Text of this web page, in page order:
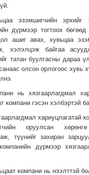
эзэмшигчийн эрхийг
дүрмээр тогтоох бөгөөд
ашиг авах, хувьцаа
хэлэлцэж байгаа
татан буулгасны дараа
олсон орлогоос хувь
нь хязгаарлагдмал
компани гэсэн хэлбэртэй
хариуцлагатай
оруулсан
түүнийг захиран
дүрмээр
компани нь нээлттэй